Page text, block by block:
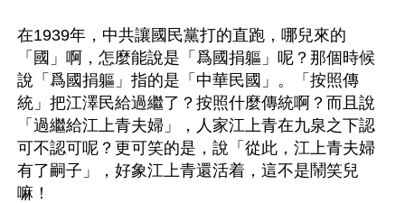
在1939年，中共讓國民黨打的直跑，哪兒來的
「國」啊，怎麼能說是「爲國捐軀」呢？那個時候
說「爲國捐軀」指的是「中華民國」。「按照傳
統」把江澤民給過繼了？按照什麼傳統啊？而且說
「過繼給江上青夫婦」，人家江上青在九泉之下認
可不認可呢？更可笑的是，說「從此，江上青夫婦
有了嗣子」，好象江上青還活着，這不是鬧笑兒
嘛！